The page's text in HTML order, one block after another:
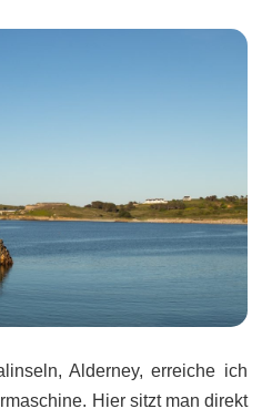
Alderney, erreiche ich
Hier sitzt man direkt